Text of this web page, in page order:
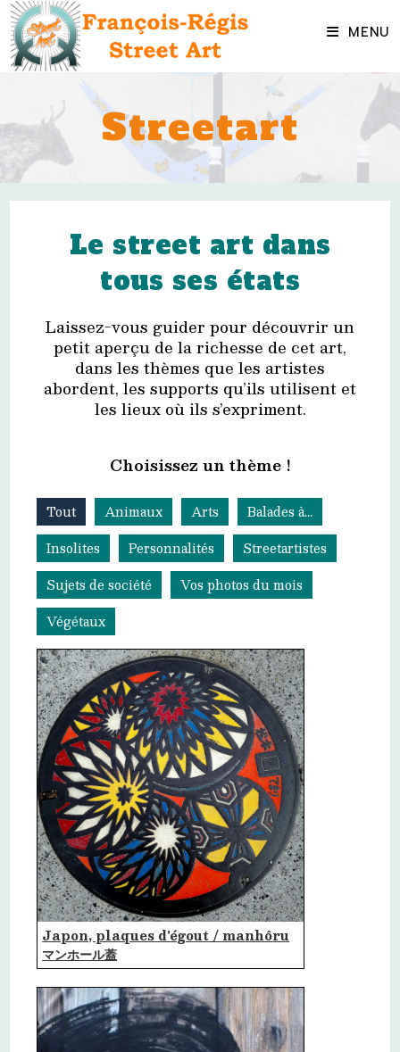
Skip
content MENU
Streetart
Le street art dans
tous ses états
Laissez-vous guider pour découvrir un
petit aperçu de la richesse de cet art,
dans les thèmes que les artistes
abordent, les supports qu’ils utilisent et
les lieux où ils s’expriment.
Choisissez un thème !
Tout Animaux Arts
Balades à...
Insolites
Personnalités
Streetartistes
Sujets de société
Vos photos du mois
Végétaux
Japon, plaques d'égout / manhôru
マンホール蓋